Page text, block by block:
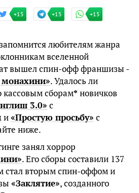
+15 +15 +15
любителям жанра
вселенной
вышел спин-офф франшизы -
. Удалось ли
кассовым сборам* новичков
3.0» с
и«Простую просьбу» с
ниже.
занял хоррор
. Его сборы составили 137
стал вторым спин-оффом и
«Заклятие», созданного